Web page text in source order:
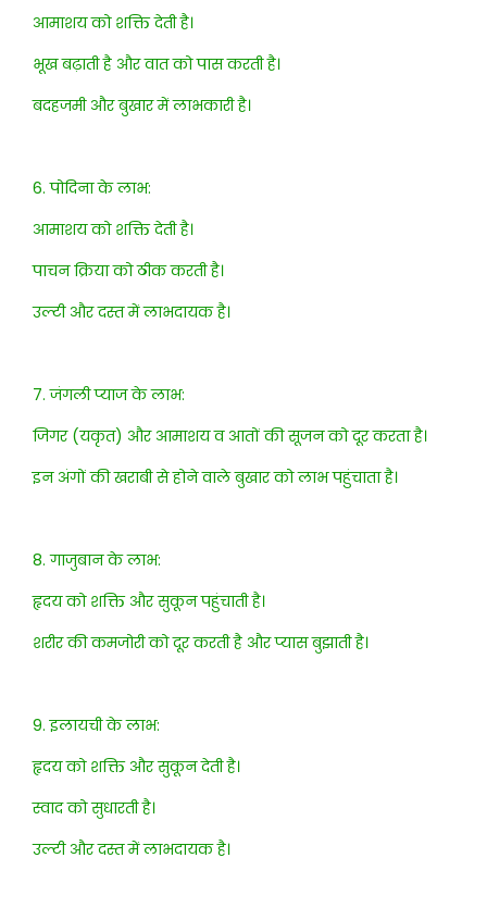
आमाशय को शक्ति देती है।
भूख बढ़ाती है और वात को पास करती है।
बदहजमी और बुखार में लाभकारी है।
6. पोदिना के लाभ:
आमाशय को शक्ति देती है।
पाचन क्रिया को ठीक करती है।
उल्टी और दस्त में लाभदायक है।
7. जंगली प्याज के लाभ:
जिगर (यकृत) और आमाशय व आतों की सूजन को दूर करता है।
इन अंगों की खराबी से होने वाले बुखार को लाभ पहुंचाता है।
8. गाजुबान के लाभ:
हृदय को शक्ति और सुकून पहुंचाती है।
शरीर की कमजोरी को दूर करती है और प्यास बुझाती है।
9. इलायची के लाभ:
हृदय को शक्ति और सुकून देती है।
स्वाद को सुधारती है।
उल्टी और दस्त में लाभदायक है।